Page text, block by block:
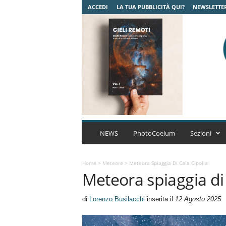
ACCEDI LA TUA PUBBLICITÀ QUI?
C
u
A
r
NEWS PhotoCoelum Sezioni
Home > Meteore > Meteora Spiaggia Di Cala Cipolla
Meteora spiaggia
di Lorenzo Busilacchi inserita il 12 Agosto 2025